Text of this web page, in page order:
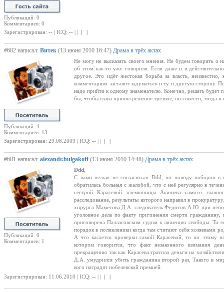
Публикаций: 0
Комментариев: 0
Зарегистрирован: -- | ICQ: -- | | | |
#682 написал: Витек (13 июня 2010 16:47) Драма в трёх актах
Публикаций: 4
Комментариев: 13
Не могу не высказать своего мнения. Не будем говорить о
об этом как-то уже говорили. Если даже и в
другое. Это идёт жестокая борьба за власть,
комментариях заставит задуматься и ту и другую сторону.
надо прийти к одному знаменателю. Конечно, решать будет
бы, чтобы глава принял решение трезвое, по совести, тогда и
Зарегистрирован: 29.08.2009 | ICQ: -- | | | |
#681 написал: alexandr.bulgakoff (13 июня 2010 14:48) Драма в трёх актах
Публикаций: 0
Комментариев: 1
Ddd
С вами нельзя не согласиться Ddd, по поводу поборов
обратилась больная с жалобой, что с неё регулярно в
сестрой Карасевой племянницы Акишева самого
расследование, результаты которого направил в
хирурга Маметова Д.А. следователь Федотов А.Ю. при
уголовное дела по факту причинения смерти
приговорена Палласовским судом к лишению свободы. То
порядок в поликлиники когда там считают себя хозяевами
А что касается проверки самой Карасевой, то по этому
котором говорится, что факт незаконного взимания
прекращению так как Карасева тратила деньги на
Д.А. умудрился убить гражданина второй раз, Такого в
кого наградят нобелевской премией.
Зарегистрирован: 11.06.2010 | ICQ: -- | | | |